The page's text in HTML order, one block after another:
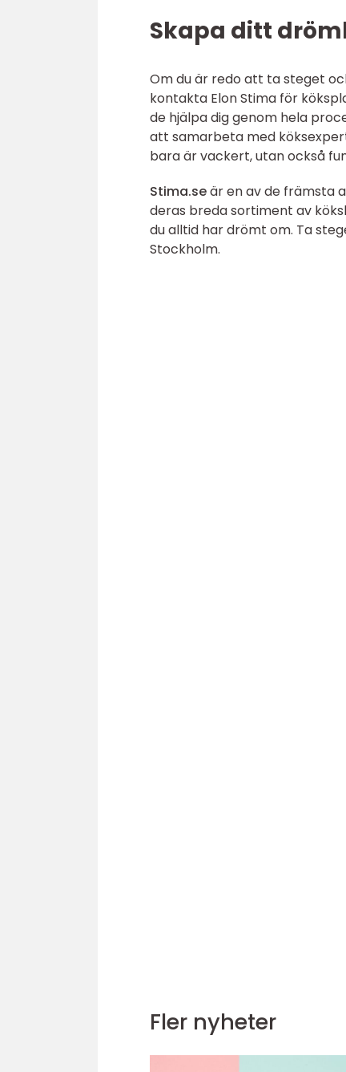
Skapa ditt
Om du är redo att ta steget
kontakta Elon Stima för
de hjälpa dig genom hela
att samarbeta med
bara är vackert, utan också
Stima.seär en av de främsta
deras breda sortiment av
du alltid har drömt om. Ta
Stockholm.
Fler nyheter